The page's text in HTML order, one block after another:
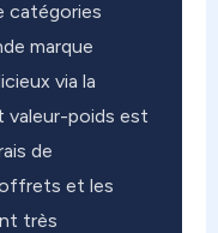
catégories
marque
via la
valeur-poids est
de
et les
très